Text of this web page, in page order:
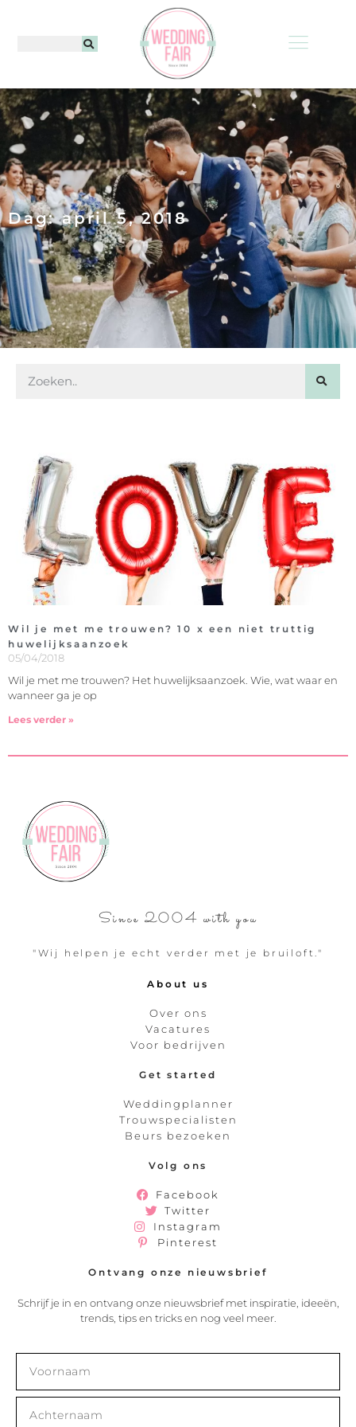
Dag: april 5, 2018
Wil je met me trouwen? 10 x een niet truttig
huwelijksaanzoek
05/04/2018
Wil je met me trouwen? Het huwelijksaanzoek. Wie, wat waar en
wanneer ga je op
Lees verder »
Since 2004 with you
"Wij helpen je echt verder met je bruiloft."
About us
Over ons
Vacatures
Voor bedrijven
Get started
Weddingplanner
Trouwspecialisten
Beurs bezoeken
Volg ons
Facebook
Twitter
Instagram
Pinterest
Ontvang onze nieuwsbrief
Schrijf je in en ontvang onze nieuwsbrief met inspiratie, ideeën,
trends, tips en tricks en nog veel meer.